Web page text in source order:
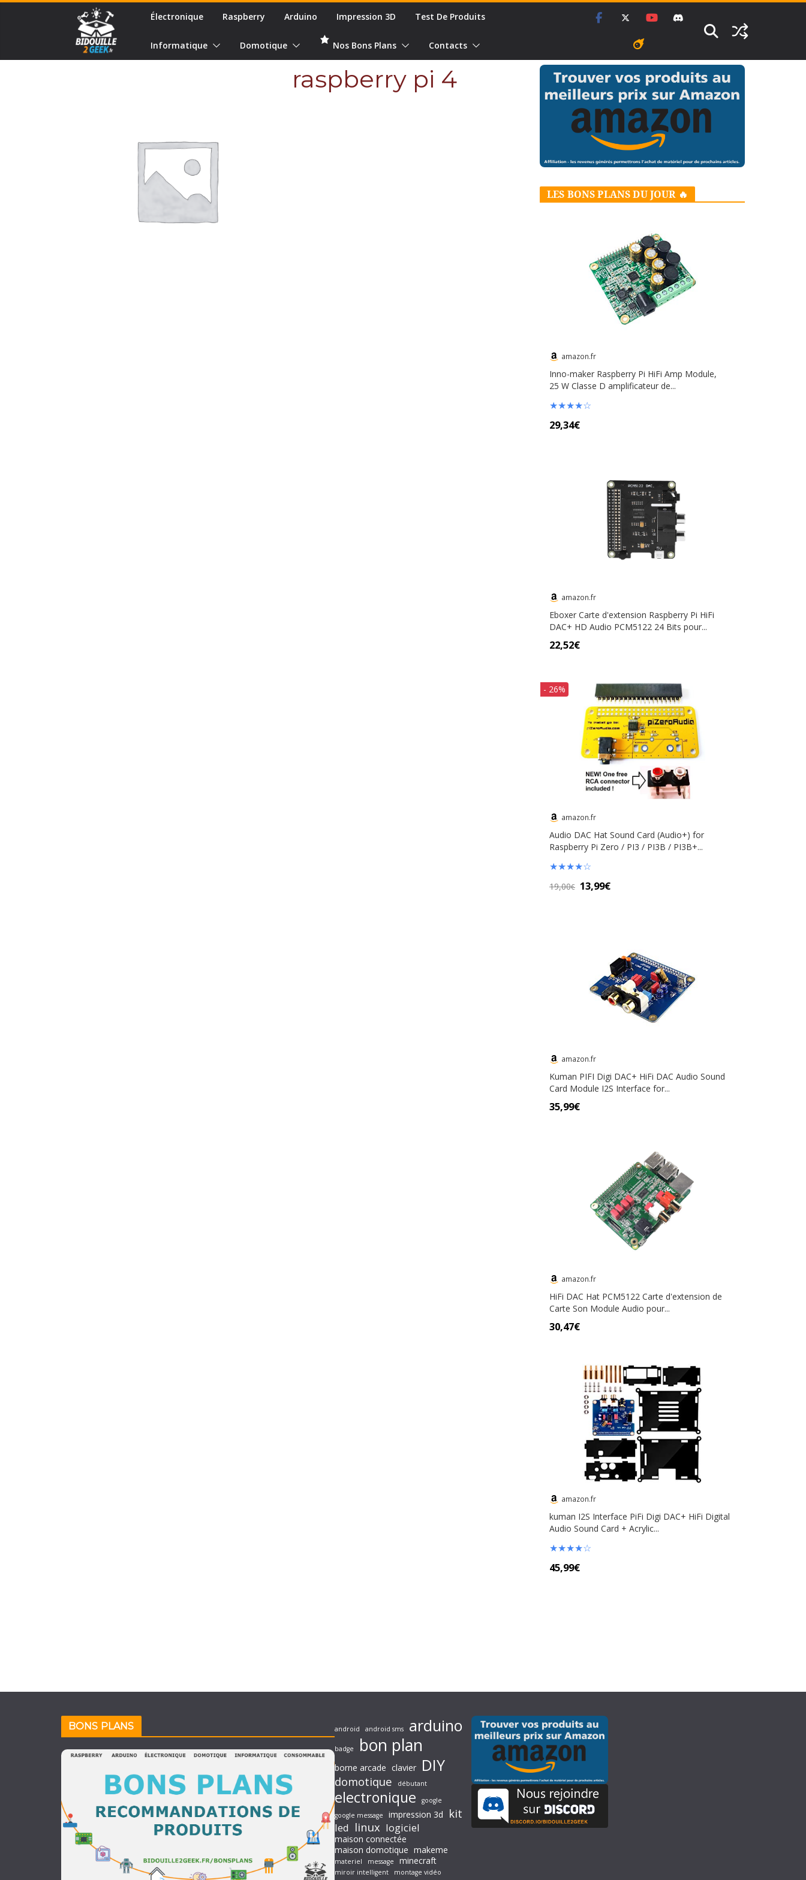
Électronique Raspberry Arduino Impression 3D Test De Produits
Informatique Domotique Nos Bons Plans Contacts
raspberry pi 4
LES BONS PLANS DU JOUR 🔥
amazon.fr
Inno-maker Raspberry Pi HiFi Amp Module,
25 W Classe D amplificateur de...
★★★★☆
29,34€
amazon.fr
Eboxer Carte d'extension Raspberry Pi HiFi
DAC+ HD Audio PCM5122 24 Bits pour...
22,52€
- 26%
amazon.fr
Audio DAC Hat Sound Card (Audio+) for
Raspberry Pi Zero / PI3 / PI3B / PI3B+...
★★★★☆
19,00€ 13,99€
amazon.fr
Kuman PIFI Digi DAC+ HiFi DAC Audio Sound
Card Module I2S Interface for...
35,99€
amazon.fr
HiFi DAC Hat PCM5122 Carte d'extension de
Carte Son Module Audio pour...
30,47€
amazon.fr
kuman I2S Interface PiFi Digi DAC+ HiFi Digital
Audio Sound Card + Acrylic...
★★★★☆
45,99€
BONS PLANS android android sms arduino
badge bon plan
borne arcade clavier DIY
domotique débutant
electronique
google
google message
impression 3d kit
led linux logiciel
maison connectée
maison domotique makeme
materiel message minecraft
miroir intelligent
montage vidéo